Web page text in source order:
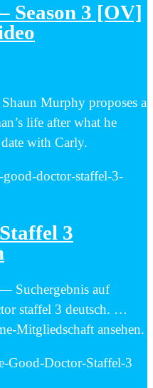
Season 3 [OV]
Murphy proposes a
life after what he
with Carly.
good-doctor-staffel-3-
3
Suchergebnis auf
staffel 3 deutsch. …
Mitgliedschaft ansehen.
Good-Doctor-Staffel-3